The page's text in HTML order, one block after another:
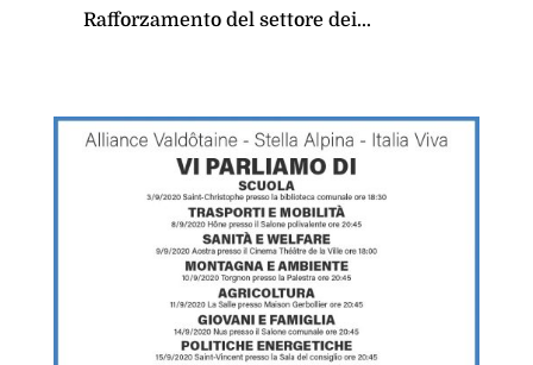
Rafforzamento del settore dei...